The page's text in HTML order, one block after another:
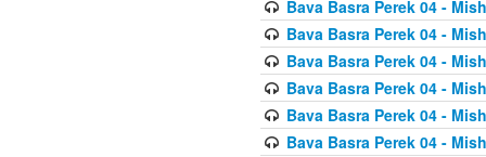
Bava Basra Perek 04 -
Bava Basra Perek 04 -
Bava Basra Perek 04 -
Bava Basra Perek 04 -
Bava Basra Perek 04 -
Bava Basra Perek 04 -